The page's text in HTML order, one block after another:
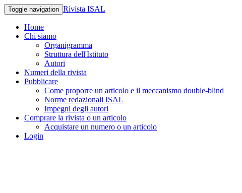
Toggle navigation Rivista ISAL
Home
Chi siamo
Organigramma
Struttura dell'Istituto
Autori
Numeri della rivista
Pubblicare
Come proporre un articolo e il meccanismo double-blind
Norme redazionali ISAL
Impegni degli autori
Comprare la rivista o un articolo
Acquistare un numero o un articolo
Login